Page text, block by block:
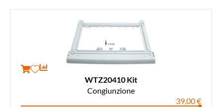
WTZ20410 Kit
Congiunzione
39,00€